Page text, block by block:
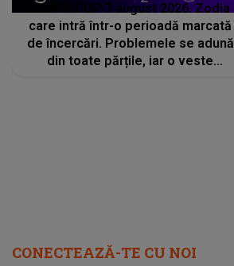
HOROSCOP 7 august 2026. Zodia
care intră într-o perioadă marcată
de încercări. Problemele se adună
din toate părțile, iar o veste
CONECTEAZĂ-TE CU NOI